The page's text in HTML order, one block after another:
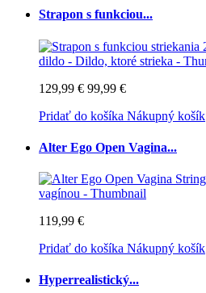
Strapon s funkciou...
129,99 € 99,99 €
Pridať do košíka Nákupný košík
Alter Ego Open Vagina...
119,99 €
Pridať do košíka Nákupný košík
Hyperrealistický...